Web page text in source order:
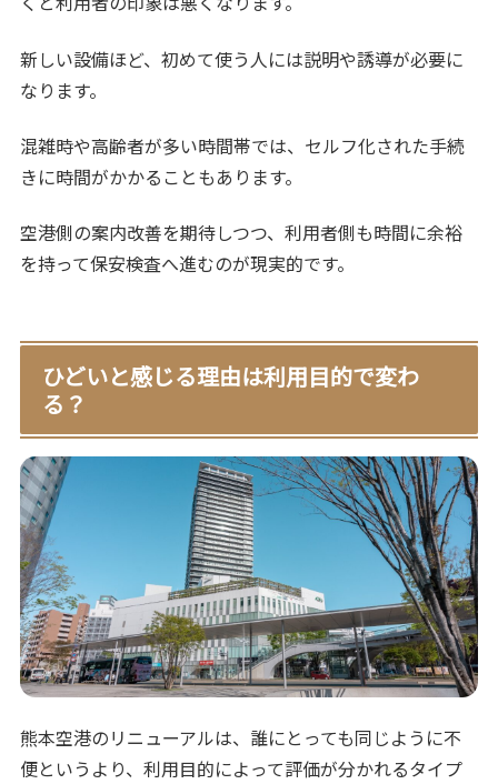
新しい設備ほど、初めて使う人には説明や誘導が必要に
なります。
混雑時や高齢者が多い時間帯では、セルフ化された手続
きに時間がかかることもあります。
空港側の案内改善を期待しつつ、利用者側も時間に余裕
を持って保安検査へ進むのが現実的です。
ひどいと感じる理由は利用目的で変わ
る？
熊本空港のリニューアルは、誰にとっても同じように不
便というより、利用目的によって評価が分かれるタイプ